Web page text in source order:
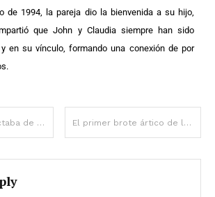
de 1994, la pareja dio la bienvenida a su hijo,
que John y Claudia siempre han sido
en su vínculo, formando una conexión de por
así que le di una dosis de realidad El primer brote ártico de la temporada afectará a EE. UU. el Día de Acción de Gracias – Detalles